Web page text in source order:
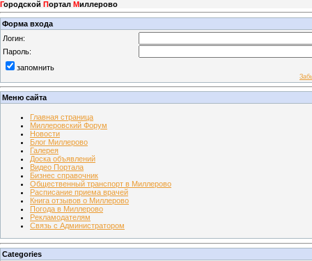
Городской Портал Миллерово
Форма входа
Логин:
Пароль:
запомнить
Меню сайта
Главная страница
Миллеровский Форум
Новости
Блог Миллерово
Галерея
Доска объявлений
Видео Портала
Бизнес справочник
Общественный транспорт в Миллерово
Расписание приема врачей
Книга отзывов о Миллерово
Погода в Миллерово
Рекламодателям
Связь с Администратором
Categories